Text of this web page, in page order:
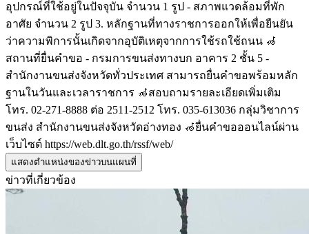
อุปกรณ์ที่ใช้อยู่ในปัจจุบัน จำนวน 1 รูป - สภาพแวดล้อมที่พัก
อาศัย จำนวน 2 รูป 3. หลักฐานที่ทางราชการออกให้เพื่อยืนยัน
ว่าความพิการนั้นเกิดจากอุบัติเหตุจากการใช้รถใช้ถนน 🦽
สถานที่ยื่นคำขอ - กรมการขนส่งทางบก อาคาร 2 ชั้น 5 -
สำนักงานขนส่งจังหวัดทั่วประเทศ สามารถยื่นคำขอพร้อมหลัก
ฐานในวันและเวลาราชการ 🦽สอบถามรายละเอียดเพิ่มเติม
โทร. 02-271-8888 ต่อ 2511-2512 โทร. 035-613036 กลุ่มวิชาการ
ขนส่ง สำนักงานขนส่งจังหวัดอ่างทอง 🦽ยื่นคำขอออนไลน์ผ่าน
เว็บไซต์ https://web.dlt.go.th/rssf/web/
แสดงตำแหน่งของข่าวบนแผนที่
ข่าวที่เกี่ยวข้อง